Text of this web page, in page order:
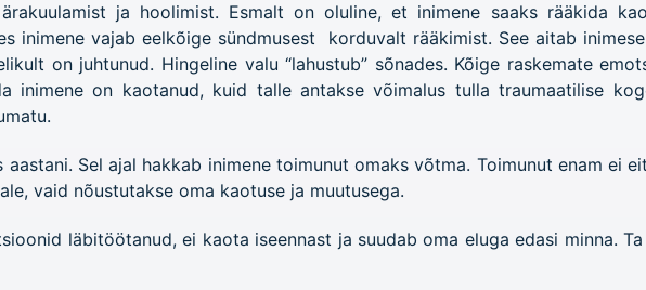
ja hoolimist. Esmalt on oluline, et inimene saaks rääkida
inimene vajab eelkõige sündmusest korduvalt rääkimist. See aitab
on juhtunud. Hingeline valu “lahustub” sõnades. Kõige raskemate
inimene on kaotanud, kuid talle antakse võimalus tulla traumaatilise
Sel ajal hakkab inimene toimunut omaks võtma. Toimunut enam ei
vaid nõustutakse oma kaotuse ja muutusega.
läbitöötanud, ei kaota iseennast ja suudab oma eluga edasi minna.